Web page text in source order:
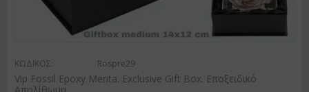
ΚΩΔΙΚΟΣ: Rospre29
Vip Fossil Epoxy Menta. Exclusive Gift Box. Εποξειδικό